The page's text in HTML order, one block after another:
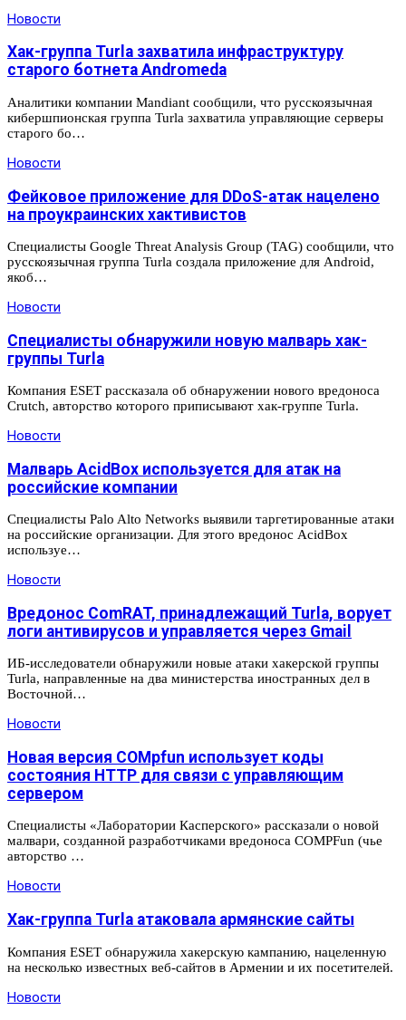
Новости
Хак-группа Turla захватила инфраструктуру
старого ботнета Andromeda
Аналитики компании Mandiant сообщили, что русскоязычная
кибершпионская группа Turla захватила управляющие серверы
старого бо…
Новости
Фейковое приложение для DDoS-атак нацелено
на проукраинских хактивистов
Специалисты Google Threat Analysis Group (TAG) сообщили, что
русскоязычная группа Turla создала приложение для Android,
якоб…
Новости
Специалисты обнаружили новую малварь хак-
группы Turla
Компания ESET рассказала об обнаружении нового вредоноса
Crutch, авторство которого приписывают хак-группе Turla.
Новости
Малварь AcidBox используется для атак на
российские компании
Специалисты Palo Alto Networks выявили таргетированные атаки
на российские организации. Для этого вредонос AcidBox
используе…
Новости
Вредонос ComRAT, принадлежащий Turla, ворует
логи антивирусов и управляется через Gmail
ИБ-исследователи обнаружили новые атаки хакерской группы
Turla, направленные на два министерства иностранных дел в
Восточной…
Новости
Новая версия COMpfun использует коды
состояния HTTP для связи с управляющим
сервером
Специалисты «Лаборатории Касперского» рассказали о новой
малвари, созданной разработчиками вредоноса COMPFun (чье
авторство …
Новости
Хак-группа Turla атаковала армянские сайты
Компания ESET обнаружила хакерскую кампанию, нацеленную
на несколько известных веб-сайтов в Армении и их посетителей.
Новости